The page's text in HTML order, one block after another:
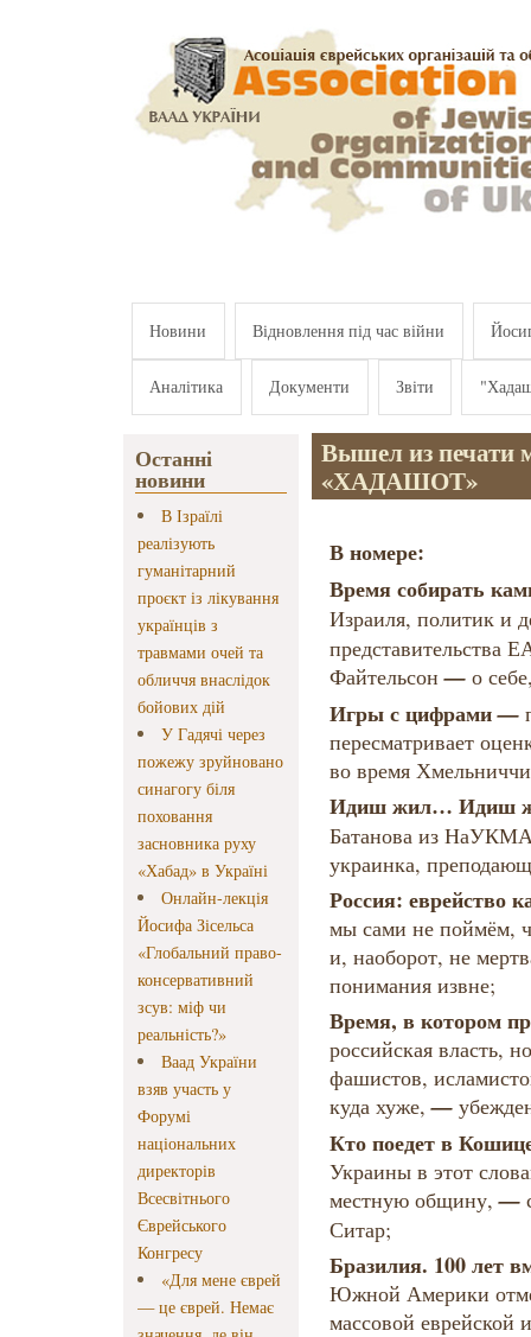
Новини Відновлення під час війни
Аналітика Документи Звіти
Останні
новини
В Ізраїлі
реалізують
гуманітарний
проєкт із лікування
українців з
травмами очей та
обличчя внаслідок
бойових дій
У Гадячі через
пожежу зруйновано
синагогу біля
поховання
засновника руху
«Хабад» в Україні
Онлайн-лекція
Йосифа Зісельса
«Глобальний право-
консервативний
зсув: міф чи
реальність?»
Ваад України
взяв участь у
Форумі
національних
директорів
Всесвітнього
Єврейського
Конгресу
«Для мене єврей
— це єврей. Немає
Вышел из печати
«ХАДАШОТ»
В номере:
Время собирать
Израиля, политик и
представительства
Файтельсон— о
Игры с цифрами—
пересматривает
во время
Идиш жил… Идиш
Батанова из
украинка,
Россия: еврейство
мы сами не поймём,
и, наоборот, не
понимания извне;
Время, в котором
российская власть,
фашистов,
куда хуже,—
Кто поедет в
Украины в этот
местную общину,—
Ситар;
Бразилия. 100 лет
Южной Америки
массовой еврейской